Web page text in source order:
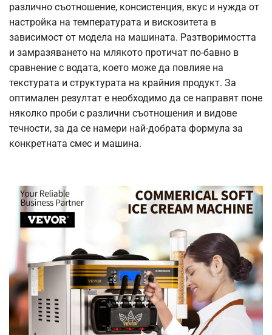
различно съотношение, консистенция, вкус и нужда от
настройка на температурата и вискозитета в
зависимост от модела на машината. Разтворимостта
и замразяването на млякото протичат по-бавно в
сравнение с водата, което може да повлияе на
текстурата и структурата на крайния продукт. За
оптимален резултат е необходимо да се направят поне
няколко проби с различни съотношения и видове
течности, за да се намери най-добрата формула за
конкретната смес и машина.